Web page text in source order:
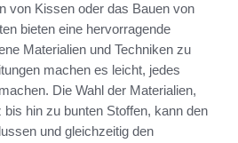
von Kissen oder das Bauen von
bieten eine hervorragende
Materialien und Techniken zu
machen es leicht, jedes
Die Wahl der Materialien,
hin zu bunten Stoffen, kann den
und gleichzeitig den